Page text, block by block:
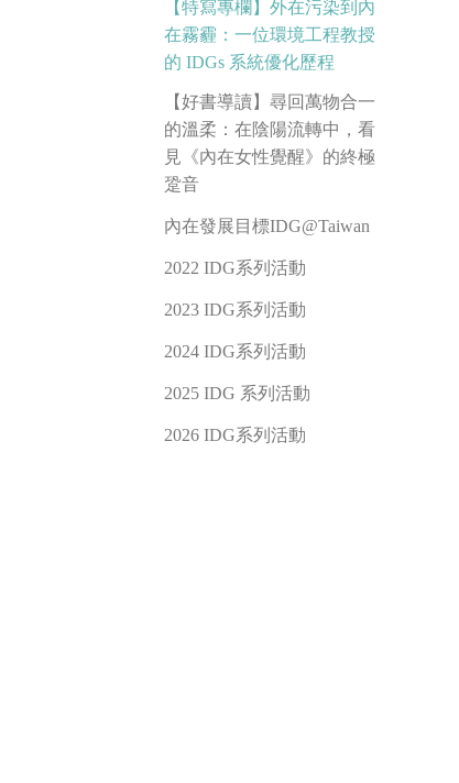
【特寫專欄】外在污染到內
在霧霾：一位環境工程教授
的 IDGs 系統優化歷程
【好書導讀】尋回萬物合一
的溫柔：在陰陽流轉中，看
見《內在女性覺醒》的終極
跫音
內在發展目標IDG@Taiwan
2022 IDG系列活動
2023 IDG系列活動
2024 IDG系列活動
2025 IDG 系列活動
2026 IDG系列活動